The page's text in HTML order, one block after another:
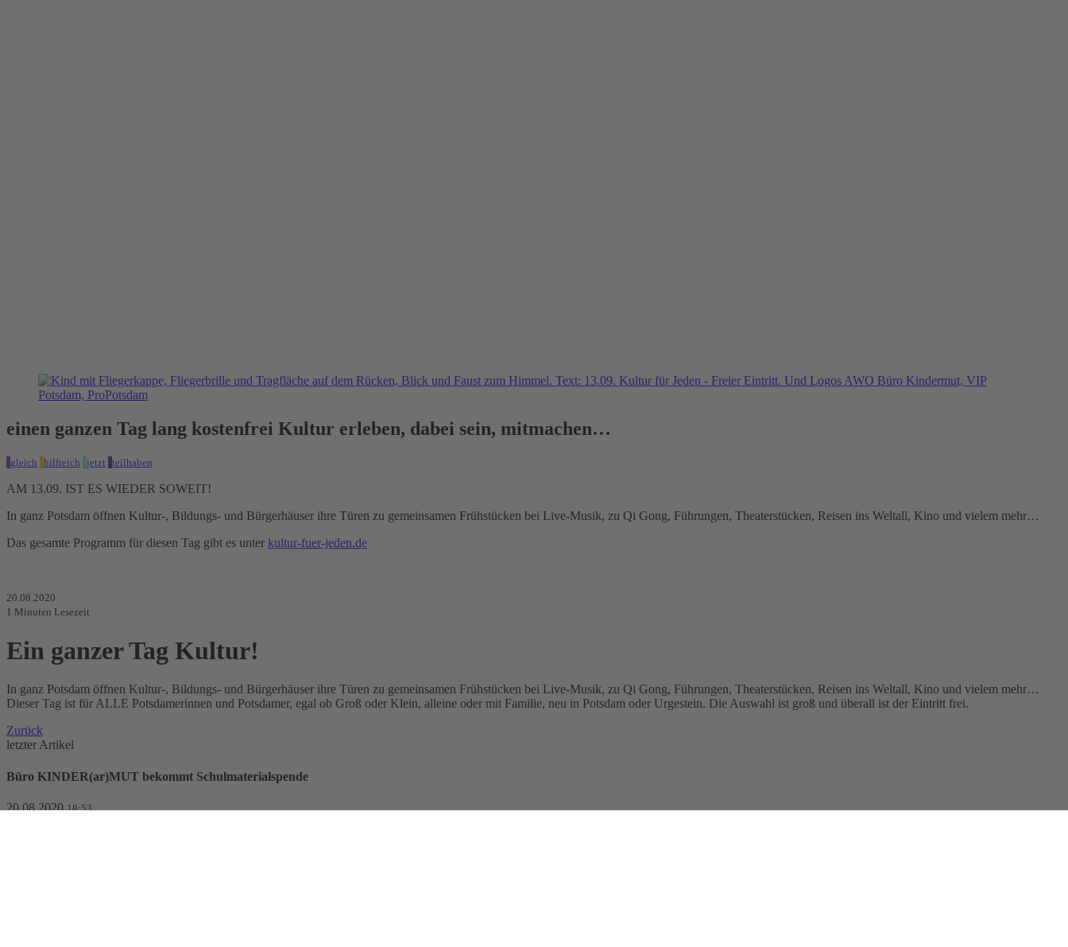
einen ganzen Tag lang kostenfrei Kultur erleben, dabei sein, mitmachen…
gleich hilfreich jetzt teilhaben
AM 13.09. IST ES WIEDER SOWEIT!
In ganz Potsdam öffnen Kultur-, Bildungs- und Bürgerhäuser ihre Türen zu gemeinsamen Frühstücken bei Live-Musik, zu Qi Gong, Führungen, Theaterstücken, Reisen ins Weltall, Kino und vielem mehr…
Das gesamte Programm für diesen Tag gibt es unter kultur-fuer-jeden.de
20.08.2020
1 Minuten Lesezeit
Ein ganzer Tag Kultur!
In ganz Potsdam öffnen Kultur-, Bildungs- und Bürgerhäuser ihre Türen zu gemeinsamen Frühstücken bei Live-Musik, zu Qi Gong, Führungen, Theaterstücken, Reisen ins Weltall, Kino und vielem mehr…
Dieser Tag ist für ALLE Potsdamerinnen und Potsdamer, egal ob Groß oder Klein, alleine oder mit Familie, neu in Potsdam oder Urgestein. Die Auswahl ist groß und überall ist der Eintritt frei.
Zurück
letzter Artikel
Büro KINDER(ar)MUT bekommt Schulmaterialspende
20.08.202018:53